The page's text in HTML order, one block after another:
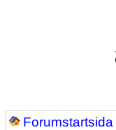
Forumstartsida